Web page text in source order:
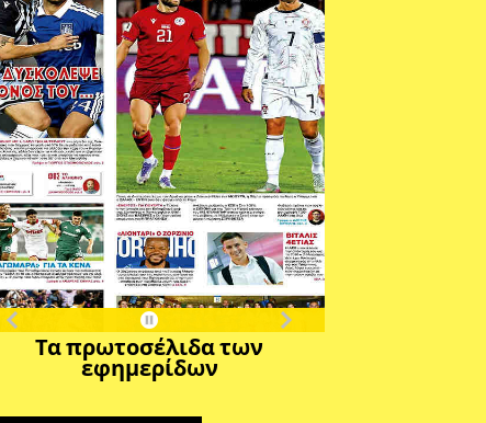
Τα πρωτοσέλιδα των
εφημερίδων